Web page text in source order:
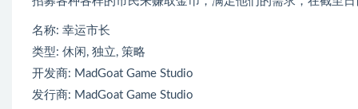
名称: 幸运市长
类型: 休闲, 独立, 策略
开发商: MadGoat Game Studio
发行商: MadGoat Game Studio